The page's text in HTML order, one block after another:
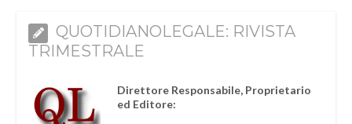
QUOTIDIANOLEGALE: RIVISTA
TRIMESTRALE
Direttore Responsabile, Proprietario
ed Editore: